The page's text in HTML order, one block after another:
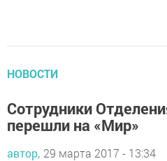
НОВОСТИ
Сотрудники
перешли на «Мир»
автор, 29 марта 2017 - 13:34